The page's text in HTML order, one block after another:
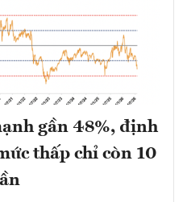
gần 48%, định
thấp chỉ còn 10